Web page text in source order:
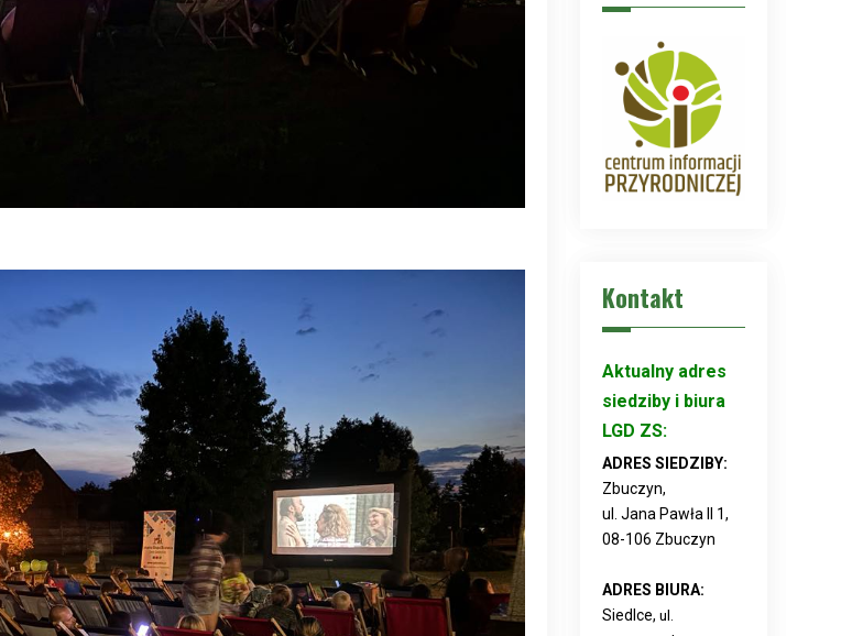
Kontakt
Aktualny adres
siedziby i biura
LGD ZS:
ADRES SIEDZIBY:
Zbuczyn,
ul. Jana Pawła II 1,
08-106 Zbuczyn
ADRES BIURA:
Siedlce, ul.